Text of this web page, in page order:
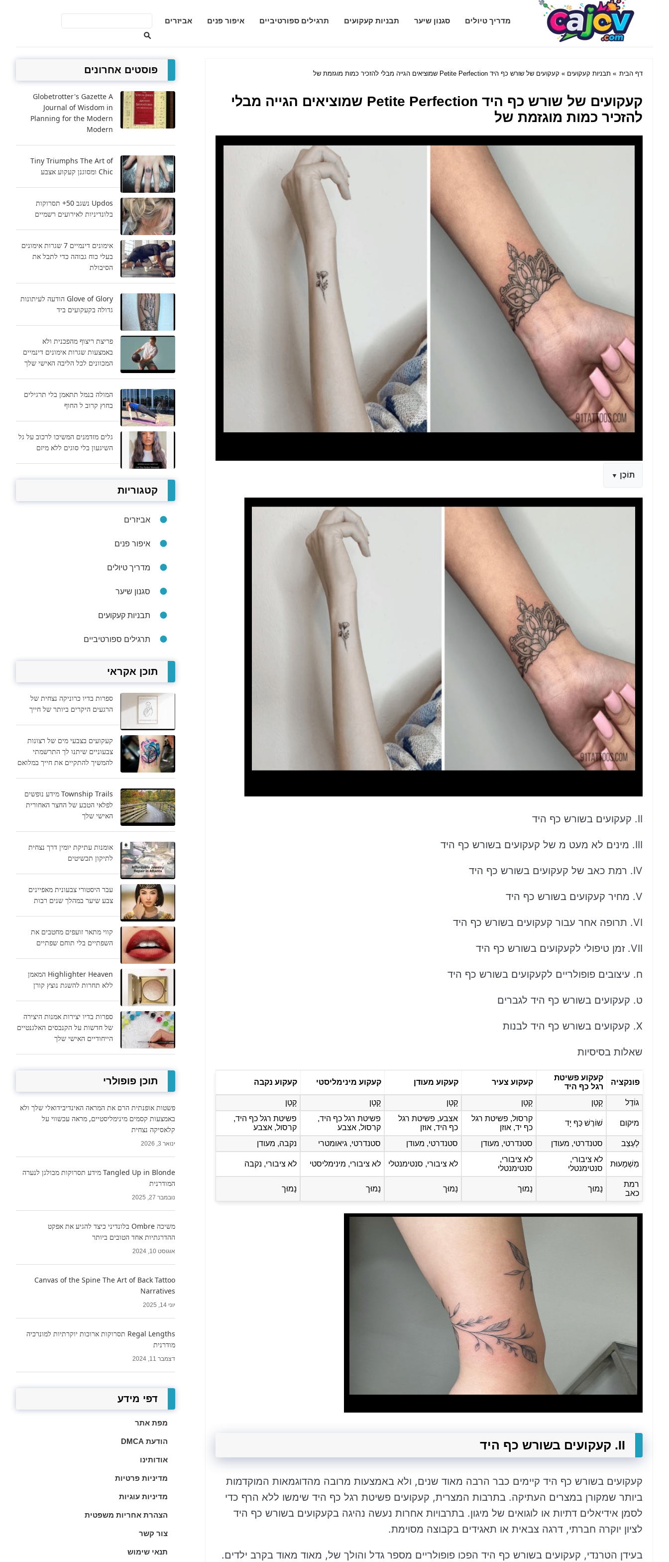
Cajov.com מדריך טיולים סגנון שיער תבניות קעקועים תרגילים ספורטיביים איפור פנים אביזרים
דף הבית » תבניות קעקועים » קעקועים של שורש כף היד Petite Perfection שמוציאים הגייה מבלי להזכיר כמות מוגזמת של
קעקועים של שורש כף היד Petite Perfection שמוציאים הגייה מבלי
להזכיר כמות מוגזמת של
תוֹכֶן
II. קעקועים בשורש כף היד
III. מינים לא מעט מ של קעקועים בשורש כף היד
IV. רמת כאב של קעקועים בשורש כף היד
V. מחיר קעקועים בשורש כף היד
VI. תרופה אחר עבור קעקועים בשורש כף היד
VII. זמן טיפולי לקעקועים בשורש כף היד
ח. עיצובים פופולריים לקעקועים בשורש כף היד
ט. קעקועים בשורש כף היד לגברים
X. קעקועים בשורש כף היד לבנות
שאלות בסיסיות
פונקציה
קעקוע פשיטת
רגל כף היד
קעקוע צעיר קעקוע מעודן קעקוע מינימליסטי קעקוע נקבה
גוֹדֶל קָטָן קָטָן קָטָן קָטָן קָטָן
מיקום שׁוֹרֶשׁ כַּף יָד
קרסול, פשיטת רגל
כף יד, אוזן
אצבע, פשיטת רגל
כף היד, אוזן
פשיטת רגל כף היד,
קרסול, אצבע
פשיטת רגל כף היד,
קרסול, אצבע
לְעַצֵב
סטנדרטי, מעודן סטנדרטי, מעודן סטנדרטי, מעודן סטנדרטי, גיאומטרי נקבה, מעודן
מַשְׁמָעוּת
לא ציבורי,
סנטימנטלי
לא ציבורי,
סנטימנטלי
לא ציבורי, סנטימנטלי לא ציבורי, מינימליסטי לא ציבורי, נקבה
רמת
כאב
נָמוּך נָמוּך נָמוּך נָמוּך נָמוּך
II. קעקועים בשורש כף היד
קעקועים בשורש כף היד קיימים כבר הרבה מאוד שנים, ולא באמצעות מרובה מהדוגמאות המוקדמות
ביותר שמקורן במצרים העתיקה. בתרבות המצרית, קעקועים פשיטת רגל כף היד שימשו ללא הרף כדי
לסמן אידיאלים דתיות או לוגואים של מיגון. בתרבויות אחרות נעשה נהיגה בקעקועים בשורש כף היד
לציון יוקרה חברתי, דרגה צבאית או תאגידים בקבוצה מסוימת.
בעידן הטרנדי, קעקועים בשורש כף היד הפכו פופולריים מספר גדל והולך של, מאוד מאוד בקרב ילדים.
פוסטים אחרונים
Globetrotter's Gazette A
Journal of Wisdom in
Planning for the Modern
Modern
Tiny Triumphs The Art of
Chic ומסוגנן קעקוע אצבע
Updos נשגב 50+ תסרוקות
בלונדיניות לאירועים רשמיים
אימונים דינמיים 7 שגרות אימונים
בעלי כוח גבוהה כדי לתבל את
הסיבולת
Glove of Glory הודעה לעיתונות
גדולה בקעקועים ביד
פריצת ריצוף מהפכנית ולא
באמצעות שגרות אימונים דינמיים
המכוונים לכל הליבה האישי שלך
המולה בנמל תתאמן בלי תרגילים
בחוץ קרוב ל החוף
גלים מזדמנים המשיכו לרכוב על גל
השיגעון בלי סוגים ללא מיזם
קטגוריות
אביזרים
איפור פנים
מדריך טיולים
סגנון שיער
תבניות קעקועים
תרגילים ספורטיביים
תוכן אקראי
ספרות בדיו כרוניקה נצחית של
הרגעים היקרים ביותר של חייך
קעקועים בצבעי מים של רצונות
צבעוניים שיתנו לך התרשמתי
להמשיך להתקיים את חייך במלואם
Township Trails מידע נופשים
לפלאי הטבע של החצר האחורית
האישי שלך
אומנות עתיקת יומין דרך נצחית
לתיקון תכשיטים
עבר היסטורי צבעונית מאפיינים
צבע שיער במהלך שנים רבות
קווי מתאר זועפים מחטבים את
השפתיים בלי תוחם שפתיים
Highlighter Heaven המאמן
ללא תחרות להשגת נוצץ קורן
ספרות בדיו יצירות אמנות היצירה
של חדשות על הקנבסים האלגנטיים
הייחודיים האישי שלך
תוכן פופולרי
פשטות אופנתית הרם את המראה האינדיבידואלי שלך ולא
באמצעות קסמים מינימליסטיים, מראה עכשווי על
קלאסיקה נצחית
ינואר 3, 2026
Tangled Up in Blonde מידע תסרוקות מבולגן לנערה
המודרנית
נובמבר 27, 2025
משיכה Ombre בלונדיני כיצד להגיע את אפקט
ההדרגתיות אחד הטובים ביותר
אוגוסט 10, 2024
Canvas of the Spine The Art of Back Tattoo
Narratives
יוני 14, 2025
Regal Lengths תסרוקות ארוכות יוקרתיות למונרכיה
מודרנית
דצמבר 11, 2024
דפי מידע
מפת אתר
הודעת DMCA
אודותינו
מדיניות פרטיות
מדיניות עוגיות
הצהרת אחריות משפטית
צור קשר
תנאי שימוש